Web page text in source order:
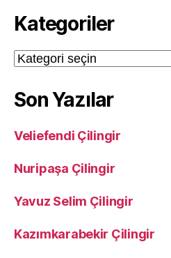
Kategoriler
Kategoriler
Son Yazılar
Veliefendi Çilingir
Nuripaşa Çilingir
Yavuz Selim Çilingir
Kazımkarabekir Çilingir